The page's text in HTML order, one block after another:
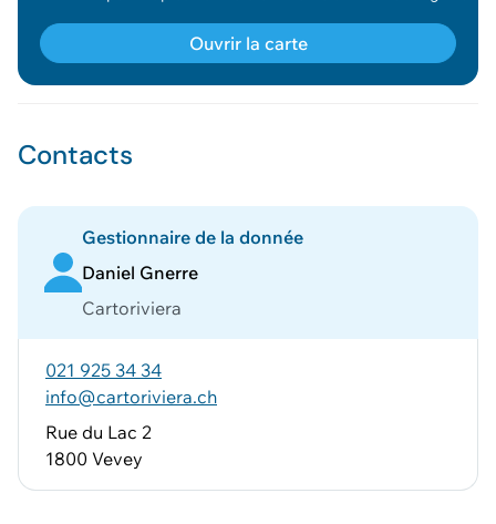
Contacts
Gestionnaire de la donnée
Daniel Gnerre
Cartoriviera
021 925 34 34
info@cartoriviera.ch
Rue du Lac 2
1800 Vevey
Ouvrir la carte